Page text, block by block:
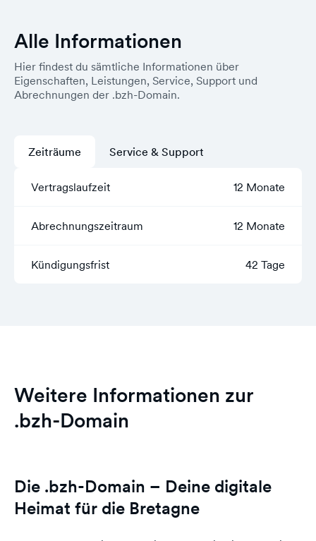
Alle Informationen
Hier findest du sämtliche Informationen über
Eigenschaften, Leistungen, Service, Support und
Abrechnungen der .bzh-Domain.
Zeiträume
Vertragslaufzeit 12 Monate
Abrechnungszeitraum 12 Monate
Kündigungsfrist 42 Tage
Service & Support
Weitere Informationen zur
.bzh-Domain
Die .bzh-Domain – Deine digitale
Heimat für die Bretagne